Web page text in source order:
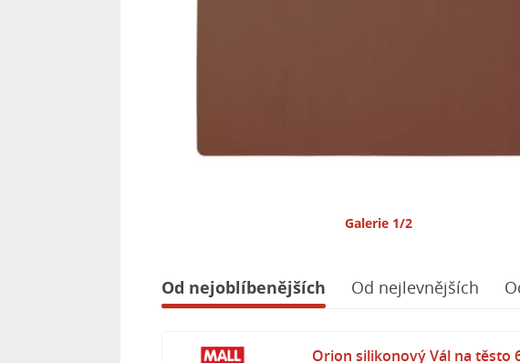
Galerie 1/2
Od nejoblíbenějších Od nejlevnějších
Orion silikonový Vál na těsto